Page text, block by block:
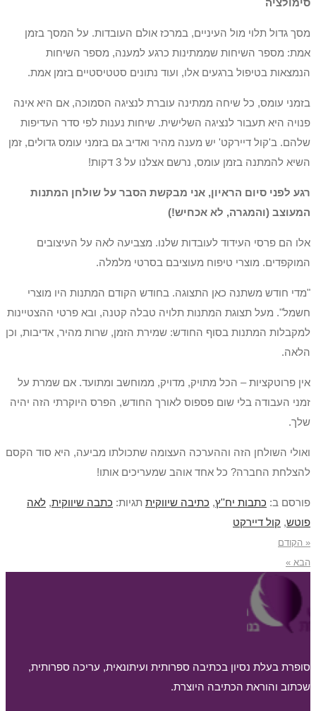
מסך גדול תלוי מול העיניים, במרכז אולם העובדות. על המסך בזמן
אמת: מספר השיחות שממתינות כרגע למענה, מספר השיחות
הנמצאות בטיפול ברגעים אלו, ועוד נתונים סטטיסטיים בזמן אמת.
בזמני עומס, כל שיחה ממתינה עוברת לנציגה הסמוכה, אם היא אינה
פנויה היא תעבור לנציגה השלישית. שיחות נענות לפי סדר העדיפות
שלהם. ב'קול דיירקט' יש מענה מהיר ואדיב גם בזמני עומס גדולים, זמן
השיא להמתנה בזמן עומס, נרשם אצלנו על 3 דקות!
רגע לפני סיום הראיון, אני מבקשת הסבר על שולחן המתנות
המעוצב (והמגרה, לא אכחיש!)
אלו הם פרסי העידוד לעובדות שלנו. מצביעה לאה על העיצובים
המוקפדים. מוצרי טיפוח מעוציבם בסרטי מלמלה.
"מדי חודש משתנה כאן התצוגה. בחודש הקודם המתנות היו מוצרי
חשמל". מעל תצוגת המתנות תלויה טבלה קטנה, ובא פרטי ההצטיינות
למקבלות המתנות בסוף החודש: שמירת הזמן, שרות מהיר, אדיבות, וכן
הלאה.
אין פרוטקציות – הכל מתויק, מדויק, ממוחשב ומתועד. אם שמרת על
זמני העבודה בלי שום פספוס לאורך החודש, הפרס היוקרתי הזה יהיה
שלך.
ואולי השולחן הזה וההערכה העצומה שתכולתו מביעה, היא סוד הקסם
להצלחת החברה? כל אחד אוהב שמעריכים אותו!
פורסם ב: כתבות יח''ץ, כתיבה שיווקית תגיות: כתבה שיווקית, לאה
פוטש, קול דיירקט
« הקודם
הבא »
סופרת בעלת נסיון בכתיבה ספרותית ועיתונאית, עריכה ספרותית,
שכתוב והוראת הכתיבה היוצרת.